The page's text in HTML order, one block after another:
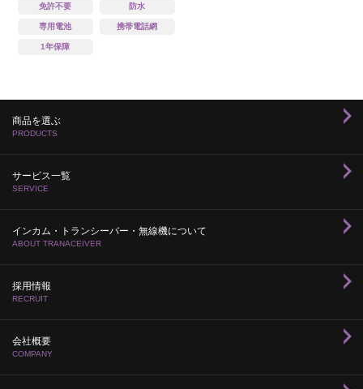
免許不要 防水
専用電池 携帯電話網
1年保障
商品を選ぶ
PRODUCTS
サービス一覧
SERVICE
インカム・トランシーバー・無線機について
ABOUT TRANACEIVER
採用情報
RECRUIT
会社概要
COMPANY